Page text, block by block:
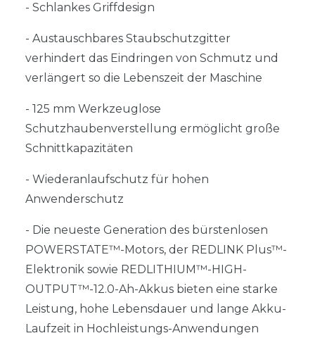
- Schlankes Griffdesign
- Austauschbares Staubschutzgitter
verhindert das Eindringen von Schmutz und
verlängert so die Lebenszeit der Maschine
- 125 mm Werkzeuglose
Schutzhaubenverstellung ermöglicht große
Schnittkapazitäten
- Wiederanlaufschutz für hohen
Anwenderschutz
- Die neueste Generation des bürstenlosen
POWERSTATE™-Motors, der REDLINK Plus™-
Elektronik sowie REDLITHIUM™-HIGH-
OUTPUT™-12.0-Ah-Akkus bieten eine starke
Leistung, hohe Lebensdauer und lange Akku-
Laufzeit in Hochleistungs-Anwendungen